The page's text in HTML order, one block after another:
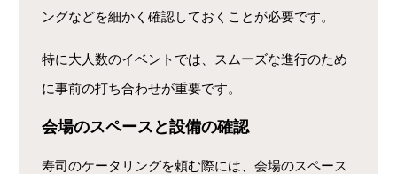
ングなどを細かく確認しておくことが必要です。
特に大人数のイベントでは、スムーズな進行のため
に事前の打ち合わせが重要です。
会場のスペースと設備の確認
寿司のケータリングを頼む際には、会場のスペース